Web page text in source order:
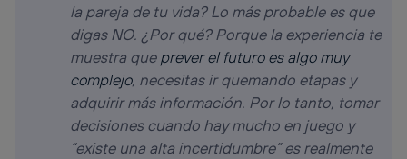
la pareja de tu vida? Lo más probable es que
digas NO. ¿Por qué? Porque la experiencia te
muestra queprever el futuro es algo muy
complejo, necesitas ir quemando etapas y
adquirir más información. Por lo tanto, tomar
decisiones cuando hay mucho en juego y
“existe una alta incertidumbre” es realmente